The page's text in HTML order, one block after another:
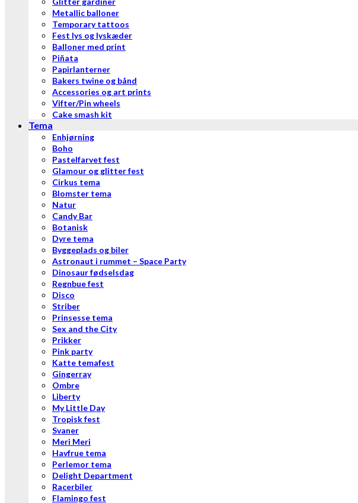
Metallic balloner
Temporary tattoos
Fest lys og lyskæder
Balloner med print
Piñata
Papirlanterner
Bakers twine og bånd
Accessories og art prints
Vifter/Pin wheels
Cake smash kit
Tema
Enhjørning
Boho
Pastelfarvet fest
Glamour og glitter fest
Cirkus tema
Blomster tema
Natur
Candy Bar
Botanisk
Dyre tema
Byggeplads og biler
Astronaut i rummet – Space Party
Dinosaur fødselsdag
Regnbue fest
Disco
Striber
Prinsesse tema
Sex and the City
Prikker
Pink party
Katte temafest
Gingerray
Ombre
Liberty
My Little Day
Tropisk fest
Svaner
Meri Meri
Havfrue tema
Perlemor tema
Delight Department
Racerbiler
Flamingo fest